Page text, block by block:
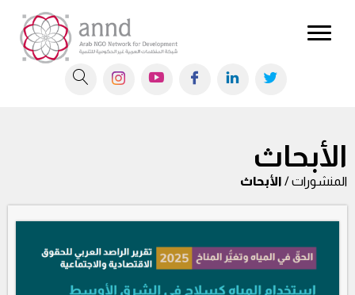
الأبحاث
المنشورات / الأبحاث